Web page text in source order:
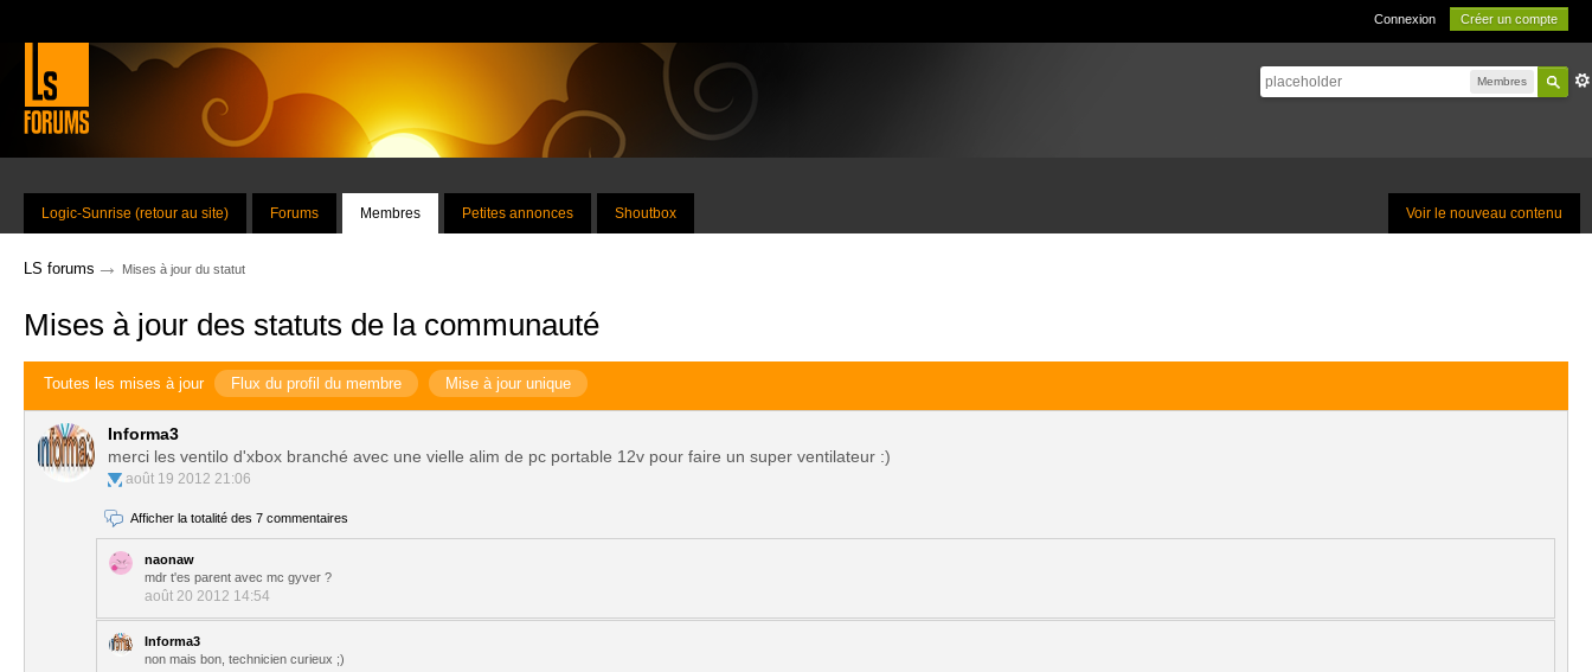
Connexion Créer un compte
Membres
Voir le nouveau contenu
Logic-Sunrise (retour au site) Forums Membres Petites annonces Shoutbox
LS forums → Mises à jour du statut
Mises à jour des statuts de la communauté
Toutes les mises à jour Flux du profil du membre Mise à jour unique
Informa3
merci les ventilo d'xbox branché avec une vielle alim de pc portable 12v pour faire un super ventilateur :)
août 19 2012 21:06
Afficher la totalité des 7 commentaires
naonaw
mdr t'es parent avec mc gyver ?
août 20 2012 14:54
Informa3
non mais bon, technicien curieux ;)